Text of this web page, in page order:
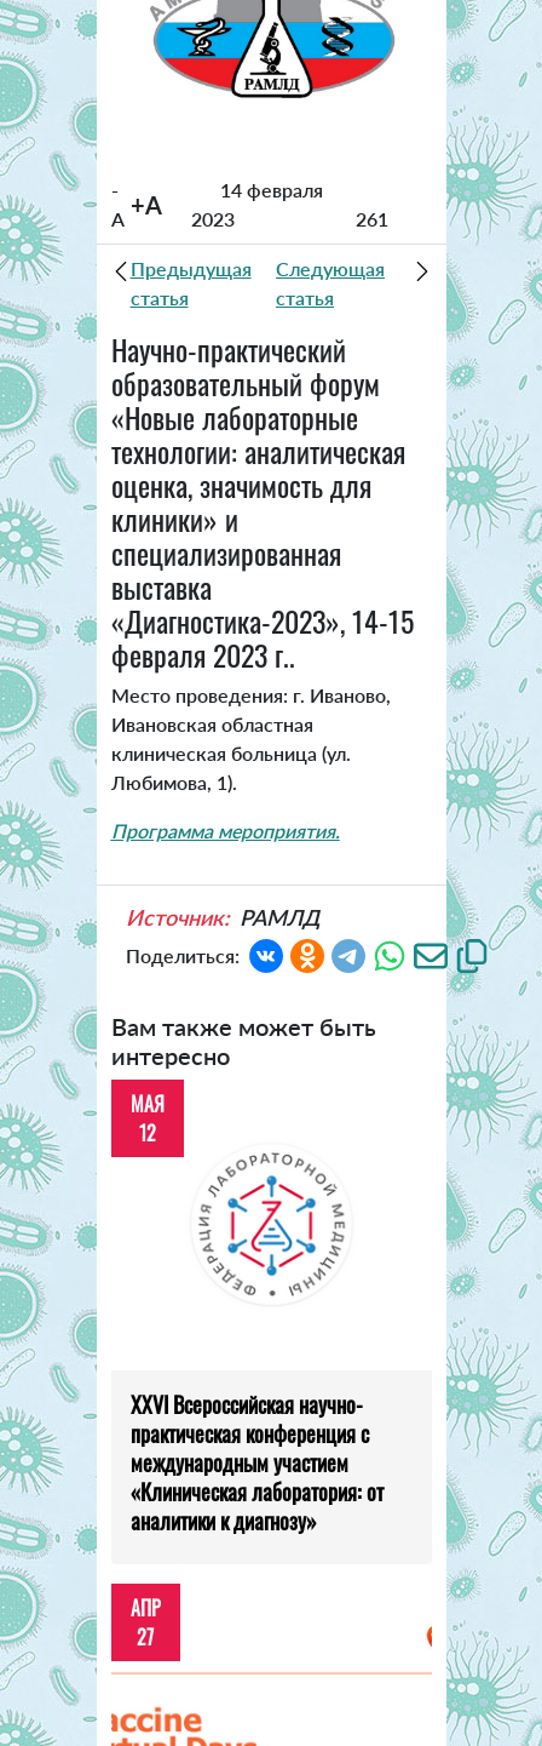
-
A +A
14 февраля
2023
261
Предыдущая
статья
Следующая
статья
Научно-практический
образовательный форум
«Новые лабораторные
технологии: аналитическая
оценка, значимость для
клиники» и
специализированная
выставка
«Диагностика-2023», 14-15
февраля 2023 г..
Место проведения: г. Иваново,
Ивановская областная
клиническая больница (ул.
Любимова, 1).
Программа мероприятия.
Источник: РАМЛД
Поделиться:
Вам также может быть
интересно
МАЯ
12
XXVI Всероссийская научно-
практическая конференция с
международным участием
«Клиническая лаборатория: от
аналитики к диагнозу»
АПР
27